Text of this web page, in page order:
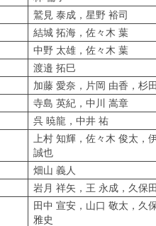
鷲見 泰成，星野 裕司
結城 拓海，佐々木 葉
中野 太雄，佐々木 葉
渡邉 拓巳
加藤 愛奈，片岡 由香，杉
寺島 英紀，中川 嵩章
呉 暁龍，中井 祐
上村 知輝，佐々木 俊太，
誠也
畑山 義人
岩月 祥矢，王 永成，久保
田中 宣安，山口 敬太，久
雅史